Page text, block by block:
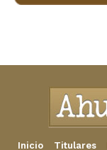
Inicio Titulares